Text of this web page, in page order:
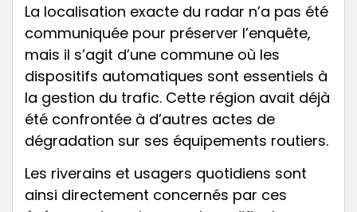
La localisation exacte du radar n’a pas été
communiquée pour préserver l’enquête,
mais il s’agit d’une commune où les
dispositifs automatiques sont essentiels à
la gestion du trafic. Cette région avait déjà
été confrontée à d’autres actes de
dégradation sur ses équipements routiers.
Les riverains et usagers quotidiens sont
ainsi directement concernés par ces